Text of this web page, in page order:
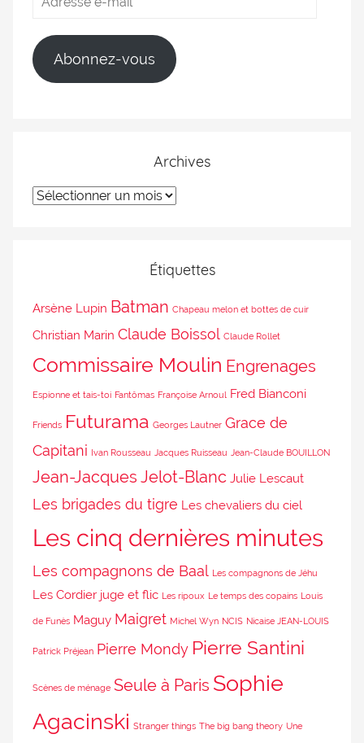
Abonnez-vous
Archives
Étiquettes
Arsène Lupin Batman Chapeau melon et bottes de cuir
Christian Marin Claude Boissol Claude Rollet
Commissaire Moulin Engrenages
Espionne et tais-toi Fantômas Françoise Arnoul Fred Bianconi
Friends Futurama Georges Lautner Grace de
Capitani Ivan Rousseau Jacques Ruisseau Jean-Claude BOUILLON
Jean-Jacques Jelot-Blanc Julie Lescaut
Les brigades du tigre Les chevaliers du ciel
Les cinq dernières minutes
Les compagnons de Baal Les compagnons de Jéhu
Les Cordier juge et flic Les ripoux Le temps des copains Louis
de Funès Maguy Maigret Michel Wyn NCIS Nicaise JEAN-LOUIS
Patrick Préjean Pierre Mondy Pierre Santini
Scènes de ménage Seule à Paris Sophie
Agacinski Stranger things The big bang theory Une